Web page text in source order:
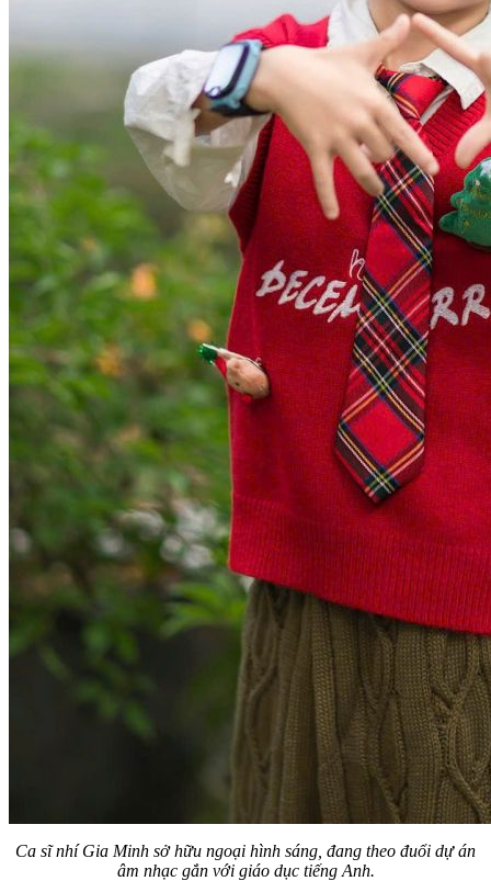
Ca sĩ nhí Gia Minh sở hữu ngoại hình sáng, đang theo đuổi dự án
âm nhạc gắn với giáo dục tiếng Anh.